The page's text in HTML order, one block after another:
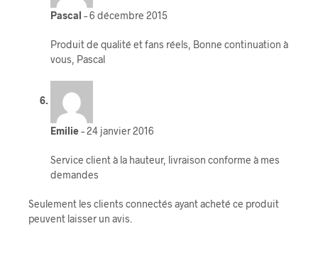
Pascal –6 décembre 2015
Produit de qualité et fans réels, Bonne continuation à
vous, Pascal
Emilie–24 janvier 2016
Service client à la hauteur, livraison conforme à mes
demandes
Seulement les clients connectés ayant acheté ce produit
peuvent laisser un avis.